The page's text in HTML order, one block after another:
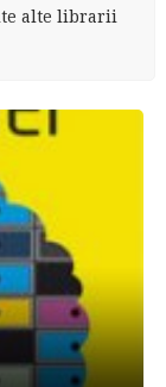
alte librarii